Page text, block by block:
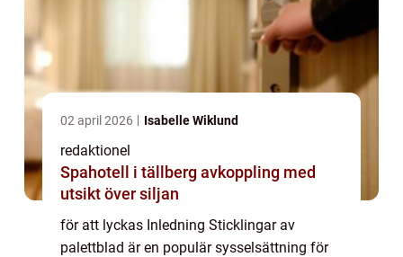
02 april 2026 Isabelle Wiklund
redaktionel
Spahotell i tällberg avkoppling med
utsikt över siljan
för att lyckas Inledning Sticklingar av
palettblad är en populär sysselsättning för